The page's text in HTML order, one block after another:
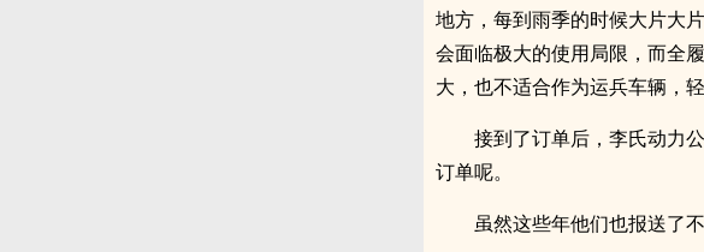
地方，每到雨季的时候大片大
会面临极大的使用局限，而全
大，也不适合作为运兵车辆，
接到了订单后，李氏动力
订单呢。
虽然这些年他们也报送了